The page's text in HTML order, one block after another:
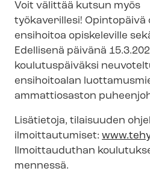
Voit välittää kutsun myös
työkaverillesi! Opintopäivä
ensihoitoa opiskeleville
Edellisenä päivänä
koulutuspäiväksi
ensihoitoalan
ammattiosaston
Lisätietoja, tilaisuuden
ilmoittautumiset:
Ilmoittauduthan
mennessä.